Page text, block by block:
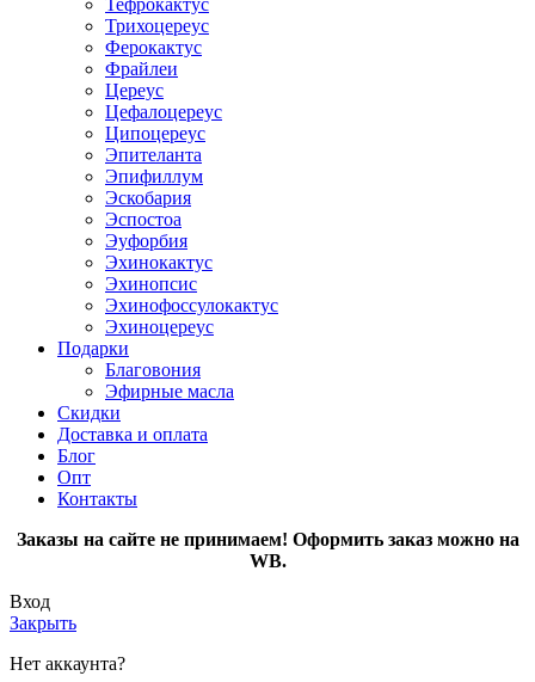
Тефрокактус
Трихоцереус
Ферокактус
Фрайлеи
Цереус
Цефалоцереус
Ципоцереус
Эпителанта
Эпифиллум
Эскобария
Эспостоа
Эуфорбия
Эхинокактус
Эхинопсис
Эхинофоссулокактус
Эхиноцереус
Подарки
Благовония
Эфирные масла
Скидки
Доставка и оплата
Блог
Опт
Контакты
Заказы на сайте не принимаем! Оформить заказ можно на
WB.
Вход
Закрыть
Нет аккаунта?